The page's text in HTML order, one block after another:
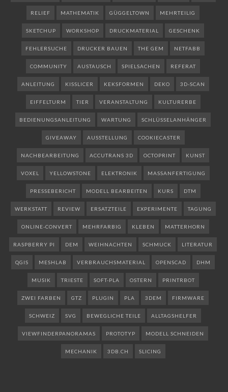
RELIEF MATHEMATIK GÜGGELTOWN MEHRTEILIG
SKETCHUP WORKSHOP DRUCKMATERIAL GESCHENK
FEHLERSUCHE DRUCKER BAUEN THE GEM NETFABB
COMMUNITY AUSTAUSCH SPIELSACHEN REFERAT
ANLEITUNG KISSLICER KEKSFORMEN DEKO 3D-SCAN
EIFFELTURM TIER VERANSTALTUNG KULTURERBE
BEDIENUNGSANLEITUNG WARTUNG SCHLÜSSELANHÄNGER
GIVEAWAY AUSSTELLUNG COOKIECASTER
NACHBEARBEITUNG ACCUTRANS 3D OCTOPRINT KUNST
VOXEL YELLOWSTONE ELEKTRONIK MASSANFERTIGUNG
PRESSEBERICHT MODELL BEARBEITEN KURS DTM
WERKSTATT REVIEW ERSATZTEILE EXPERIMENTE TAGUNG
ONLINE-CONVERT MEHRFARBIG KLEBEN MATTERHORN
RASPBERRY PI DEM WEIHNACHTEN SCHMUCK LITERATUR
QGIS MESHLAB VERBRAUCHSMATERIAL OPENSCAD DHM
MUSIK TRIESTE SOFT-PLA OSTERN PRINTRBOT
ZWEI FARBEN GTZ PLUGIN PLA 3DEM FIRMWARE
SCHWEIZ SVG BEWEGLICHE TEILE ALLTAGSHELFER
VIEWFINDERPANORAMAS PROTOTYP MODELL SCHNEIDEN
MECHANIK 3DB.CH SLICING